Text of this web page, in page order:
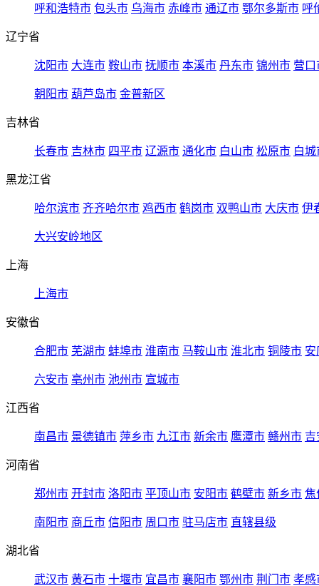
呼和浩特市 包头市 乌海市 赤峰市 通辽市 鄂尔多斯市 呼
辽宁省
沈阳市 大连市 鞍山市 抚顺市 本溪市 丹东市 锦州市 营口
朝阳市 葫芦岛市 金普新区
吉林省
长春市 吉林市 四平市 辽源市 通化市 白山市 松原市 白城
黑龙江省
哈尔滨市 齐齐哈尔市 鸡西市 鹤岗市 双鸭山市 大庆市 伊
大兴安岭地区
上海
上海市
安徽省
合肥市 芜湖市 蚌埠市 淮南市 马鞍山市 淮北市 铜陵市 安
六安市 亳州市 池州市 宣城市
江西省
南昌市 景德镇市 萍乡市 九江市 新余市 鹰潭市 赣州市 吉
河南省
郑州市 开封市 洛阳市 平顶山市 安阳市 鹤壁市 新乡市 焦
南阳市 商丘市 信阳市 周口市 驻马店市 直辖县级
湖北省
武汉市 黄石市 十堰市 宜昌市 襄阳市 鄂州市 荆门市 孝感